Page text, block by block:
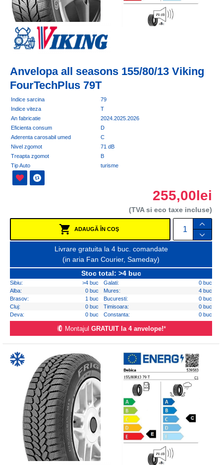
Anvelopa all seasons 155/80/13 Viking
FourTechPlus 79T
Indice sarcina
79
Indice viteza
T
An fabricatie
2024.2025.2026
Eficienta consum
D
Aderenta carosabil umed
C
Nivel zgomot
71 dB
Treapta zgomot
B
Tip Auto
turisme
255,00lei
(TVA si eco taxe incluse)
ADAUGĂ ÎN COŞ
Livrare gratuita la 4 buc. comandate
(in aria Fan Courier, Sameday)
Stoc total: >4 buc
Sibiu: >4 buc Galati:
0 buc
Alba:
0 buc Mures:
4 buc
Brasov:
1 buc Bucuresti:
0 buc
Cluj:
0 buc Timisoara:
0 buc
Deva:
0 buc Constanta: 0 buc
Montajul GRATUIT la 4 anvelope!*